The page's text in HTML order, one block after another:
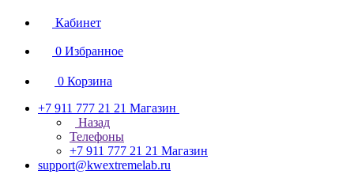
Кабинет
0 Избранное
0 Корзина
+7 911 777 21 21 Магазин
Назад
Телефоны
+7 911 777 21 21 Магазин
support@kwextremelab.ru